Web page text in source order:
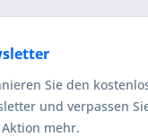
Sie den
und verpassen
mehr.